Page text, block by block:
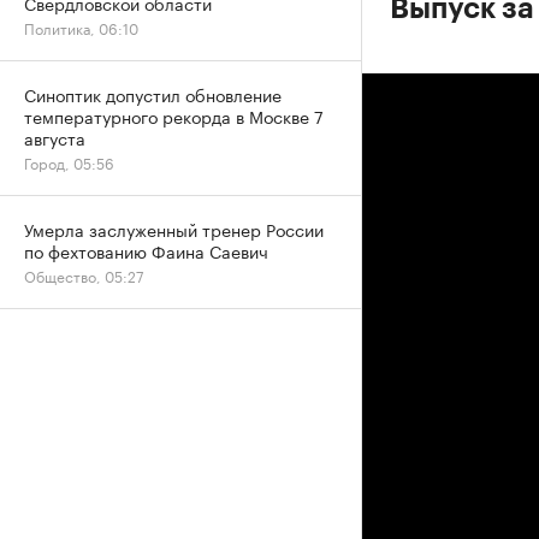
Выпуск
Политика, 06:10
Синоптик допустил обновление
температурного рекорда в Москве 7
августа
Город, 05:56
Умерла заслуженный тренер России
по фехтованию Фаина Саевич
Общество, 05:27